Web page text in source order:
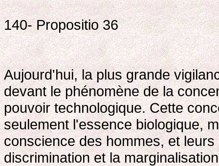
140- Propositio 36
Aujourd'hui, la plus grande
devant le phénomène de la
pouvoir technologique. Cette
seulement l'essence biologique,
conscience des hommes, et
discrimination et la